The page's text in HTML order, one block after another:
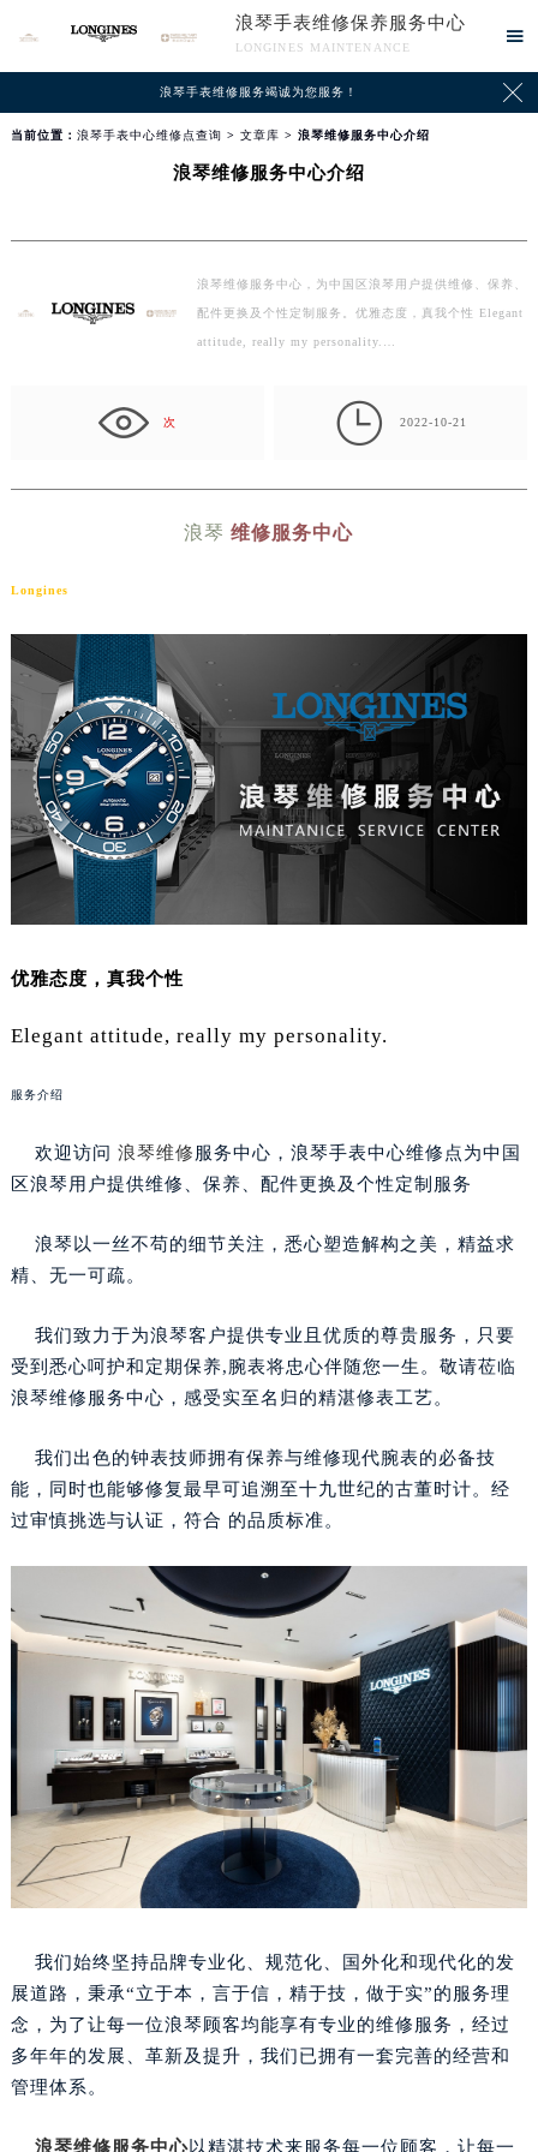
浪琴手表维修保养服务中心
LONGINES MAINTENANCE

浪琴手表维修服务竭诚为您服务！ 
当前位置： 浪琴手表中心维修点查询 > 文章库 > 浪琴维修服务中心介绍
浪琴维修服务中心介绍
浪琴维修服务中心，为中国区浪琴用户提供维修、保养、
配件更换及个性定制服务。优雅态度，真我个性 Elegant
attitude, really my personality.…
次  2022-10-21
浪琴维修服务中心
Longines
优雅态度，真我个性
Elegant attitude, really my personality.
服务介绍
欢迎访问 浪琴维修 服务中心，浪琴手表中心维修点为中国
区浪琴用户提供维修、保养、配件更换及个性定制服务
浪琴以一丝不苟的细节关注，悉心塑造解构之美，精益求
精、无一可疏。
我们致力于为浪琴客户提供专业且优质的尊贵服务，只要
受到悉心呵护和定期保养,腕表将忠心伴随您一生。敬请莅临
浪琴维修服务中心，感受实至名归的精湛修表工艺。
我们出色的钟表技师拥有保养与维修现代腕表的必备技
能，同时也能够修复最早可追溯至十九世纪的古董时计。经
过审慎挑选与认证，符合 的品质标准。
我们始终坚持品牌专业化、规范化、国外化和现代化的发
展道路，秉承“立于本，言于信，精于技，做于实”的服务理
念，为了让每一位浪琴顾客均能享有专业的维修服务，经过
多年年的发展、革新及提升，我们已拥有一套完善的经营和
管理体系。
浪琴维修服务中心以精湛技术来服务每一位顾客，让每一